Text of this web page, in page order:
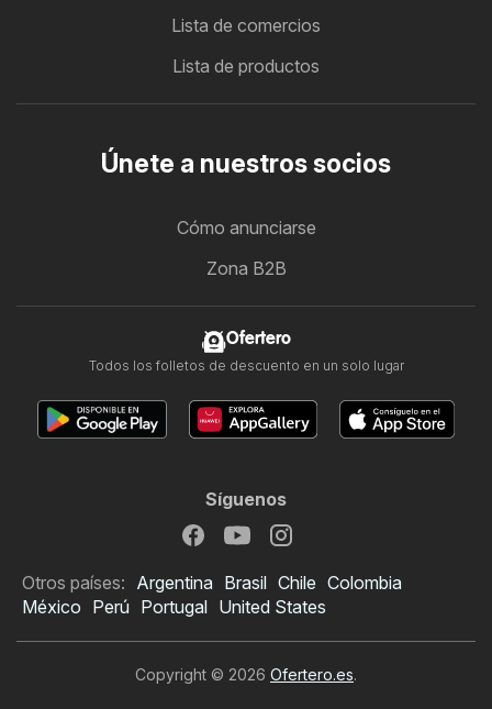
Lista de comercios
Lista de productos
Únete a nuestros socios
Cómo anunciarse
Zona B2B
Ofertero
Todos los folletos de descuento en un solo lugar
Síguenos
Otros países: Argentina Brasil Chile Colombia
México Perú Portugal United States
Copyright © 2026 Ofertero.es.